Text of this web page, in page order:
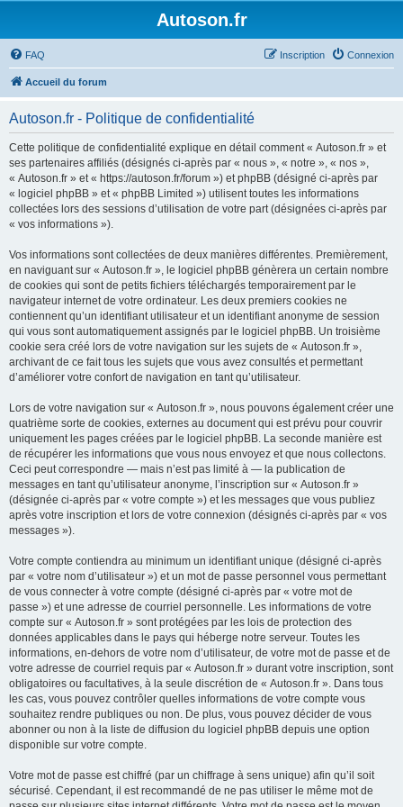
Autoson.fr
FAQ Connexion
Inscription
Accueil du forum
Autoson.fr - Politique de confidentialité
Cette politique de confidentialité explique en détail comment « Autoson.fr » et
ses partenaires affiliés (désignés ci-après par « nous », « notre », « nos »,
« Autoson.fr » et « https://autoson.fr/forum ») et phpBB (désigné ci-après par
« logiciel phpBB » et « phpBB Limited ») utilisent toutes les informations
collectées lors des sessions d’utilisation de votre part (désignées ci-après par
« vos informations »).
Vos informations sont collectées de deux manières différentes. Premièrement,
en naviguant sur « Autoson.fr », le logiciel phpBB génèrera un certain nombre
de cookies qui sont de petits fichiers téléchargés temporairement par le
navigateur internet de votre ordinateur. Les deux premiers cookies ne
contiennent qu’un identifiant utilisateur et un identifiant anonyme de session
qui vous sont automatiquement assignés par le logiciel phpBB. Un troisième
cookie sera créé lors de votre navigation sur les sujets de « Autoson.fr »,
archivant de ce fait tous les sujets que vous avez consultés et permettant
d’améliorer votre confort de navigation en tant qu’utilisateur.
Lors de votre navigation sur « Autoson.fr », nous pouvons également créer une
quatrième sorte de cookies, externes au document qui est prévu pour couvrir
uniquement les pages créées par le logiciel phpBB. La seconde manière est
de récupérer les informations que vous nous envoyez et que nous collectons.
Ceci peut correspondre — mais n’est pas limité à — la publication de
messages en tant qu’utilisateur anonyme, l’inscription sur « Autoson.fr »
(désignée ci-après par « votre compte ») et les messages que vous publiez
après votre inscription et lors de votre connexion (désignés ci-après par « vos
messages »).
Votre compte contiendra au minimum un identifiant unique (désigné ci-après
par « votre nom d’utilisateur ») et un mot de passe personnel vous permettant
de vous connecter à votre compte (désigné ci-après par « votre mot de
passe ») et une adresse de courriel personnelle. Les informations de votre
compte sur « Autoson.fr » sont protégées par les lois de protection des
données applicables dans le pays qui héberge notre serveur. Toutes les
informations, en-dehors de votre nom d’utilisateur, de votre mot de passe et de
votre adresse de courriel requis par « Autoson.fr » durant votre inscription, sont
obligatoires ou facultatives, à la seule discrétion de « Autoson.fr ». Dans tous
les cas, vous pouvez contrôler quelles informations de votre compte vous
souhaitez rendre publiques ou non. De plus, vous pouvez décider de vous
abonner ou non à la liste de diffusion du logiciel phpBB depuis une option
disponible sur votre compte.
Votre mot de passe est chiffré (par un chiffrage à sens unique) afin qu’il soit
sécurisé. Cependant, il est recommandé de ne pas utiliser le même mot de